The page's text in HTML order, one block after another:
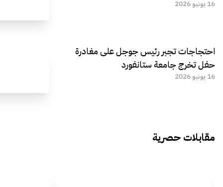
16 يونيو 2026
احتجاجات تجبر رئيس جوجل على مغادرة
حفل تخرج جامعة ستانفورد
16 يونيو 2026
مقابلات حصرية